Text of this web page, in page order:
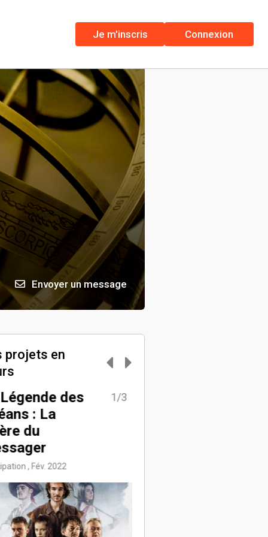
Je m'inscris Connexion
Envoyer un message
projets en
des
: La
du
, Fév. 2022
1/3